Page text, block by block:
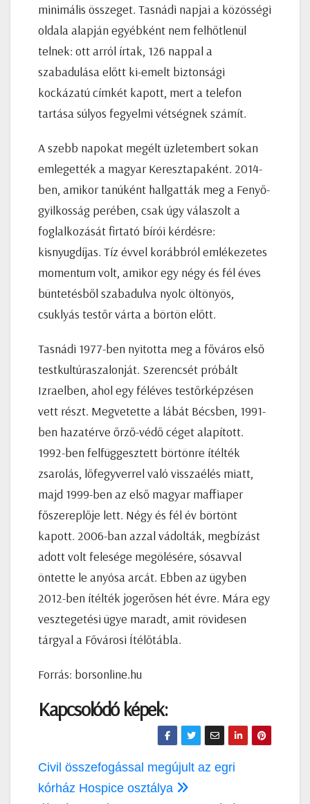
minimális összeget. Tasnádi napjai a közösségi
oldala alapján egyébként nem felhőtlenül
telnek: ott arról írtak, 126 nappal a
szabadulása előtt ki-emelt biztonsági
kockázatú címkét kapott, mert a telefon
tartása súlyos fegyelmi vétségnek számít.
A szebb napokat megélt üzletembert sokan
emlegették a magyar Keresztapaként. 2014-
ben, amikor tanúként hallgatták meg a Fenyő-
gyilkosság perében, csak úgy válaszolt a
foglalkozását firtató bírói kérdésre:
kisnyugdíjas. Tíz évvel korábbról emlékezetes
momentum volt, amikor egy négy és fél éves
büntetésből szabadulva nyolc öltönyös,
csuklyás testőr várta a börtön előtt.
Tasnádi 1977-ben nyitotta meg a főváros első
testkultúraszalonját. Szerencsét próbált
Izraelben, ahol egy féléves testőrképzésen
vett részt. Megvetette a lábát Bécsben, 1991-
ben hazatérve őrző-védő céget alapított.
1992-ben felfüggesztett börtönre ítélték
zsarolás, lőfegyverrel való visszaélés miatt,
majd 1999-ben az első magyar maffiaper
főszereplője lett. Négy és fél év börtönt
kapott. 2006-ban azzal vádolták, megbízást
adott volt felesége megölésére, sósavval
öntette le anyósa arcát. Ebben az ügyben
2012-ben ítélték jogerősen hét évre. Mára egy
vesztegetési ügye maradt, amit rövidesen
tárgyal a Fővárosi Ítélőtábla.
Forrás: borsonline.hu
Kapcsolódó képek:
Bejegyzés
navigáció
Civil összefogással megújult az egri
kórház Hospice osztálya